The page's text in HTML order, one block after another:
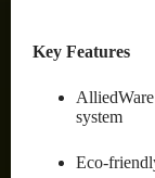
Key Features
system
Eco-